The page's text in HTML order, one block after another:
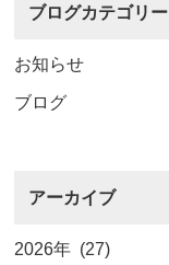
ブログカテゴリー
お知らせ
ブログ
アーカイブ
2026年 (27)